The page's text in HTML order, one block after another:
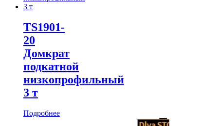
TS1901-
20
Домкрат
подкатной
низкопрофильный
3 т
Подробнее